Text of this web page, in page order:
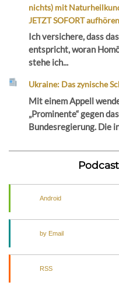
nichts) mit
JETZT SOFORT
Ich versichere, dass
entspricht, woran
stehe ich...
Ukraine: Das zynische
Mit einem Appell
„Prominente“ gegen
Bundesregierung. Die
Android
by Email
RSS